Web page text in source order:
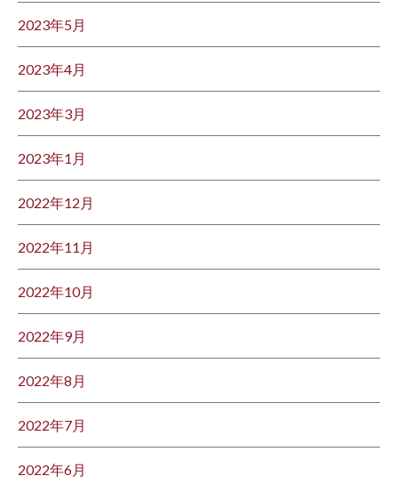
2023年5月
2023年4月
2023年3月
2023年1月
2022年12月
2022年11月
2022年10月
2022年9月
2022年8月
2022年7月
2022年6月